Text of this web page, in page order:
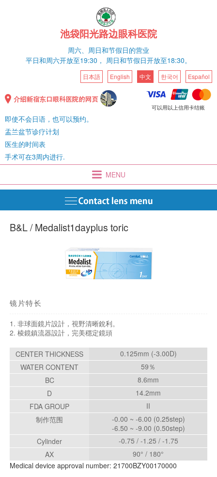
池袋阳光路边眼科医院
周六、 周日和节假日的营业
平日和周六开放至19:30， 周日和节假日开放至18:30。
日本語 English 中文 한국어 Español
可以用以上信用卡结账
即使不会日语，也可以预约。
盂兰盆节诊疗计划
医生的时间表
手术可在3周内进行.
MENU
B&L / Medalist1dayplus toric
镜片特长
1. 非球面鏡片設計，視野清晰銳利。
2. 棱鏡鎮流器設計，完美穩定鏡頭
CENTER THICKNESS
0.125mm (-3.00D)
WATER CONTENT
59％
BC
8.6mm
D
14.2mm
FDA GROUP
II
制作范围
-0.00 ~ -6.00 (0.25step)
-6.50 ~ -9.00 (0.50step)
Cylinder
-0.75 / -1.25 / -1.75
AX
90° / 180°
Medical device approval number: 21700BZY00170000